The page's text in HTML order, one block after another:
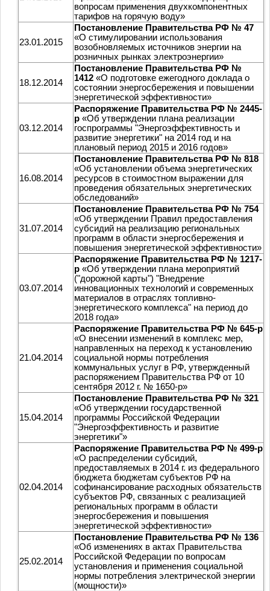
вопросам применения двухкомпонентных
тарифов на горячую воду»
23.01.2015
Постановление Правительства РФ № 47
«О стимулировании использования
возобновляемых источников энергии на
розничных рынках электроэнергии»
18.12.2014
Постановление Правительства РФ №
1412 «О подготовке ежегодного доклада о
состоянии энергосбережения и повышении
энергетической эффективности»
03.12.2014
Распоряжение Правительства РФ № 2445-
р «Об утверждении плана реализации
госпрограммы "Энергоэффективность и
развитие энергетики" на 2014 год и на
плановый период 2015 и 2016 годов»
16.08.2014
Постановление Правительства РФ № 818
«Об установлении объема энергетических
ресурсов в стоимостном выражении для
проведения обязательных энергетических
обследований»
31.07.2014
Постановление Правительства РФ № 754
«Об утверждении Правил предоставления
субсидий на реализацию региональных
программ в области энергосбережения и
повышения энергетической эффективности»
03.07.2014
Распоряжение Правительства РФ № 1217-
р «Об утверждении плана мероприятий
("дорожной карты") "Внедрение
инновационных технологий и современных
материалов в отраслях топливно-
энергетического комплекса" на период до
2018 года»
21.04.2014
Распоряжение Правительства РФ № 645-р
«О внесении изменений в комплекс мер,
направленных на переход к установлению
социальной нормы потребления
коммунальных услуг в РФ, утвержденный
распоряжением Правительства РФ от 10
сентября 2012 г. № 1650-р»
15.04.2014
Постановление Правительства РФ № 321
«Об утверждении государственной
программы Российской Федерации
"Энергоэффективность и развитие
энергетики"»
02.04.2014
Распоряжение Правительства РФ № 499-р
«О распределении субсидий,
предоставляемых в 2014 г. из федерального
бюджета бюджетам субъектов РФ на
софинансирование расходных обязательств
субъектов РФ, связанных с реализацией
региональных программ в области
энергосбережения и повышения
энергетической эффективности»
25.02.2014
Постановление Правительства РФ № 136
«Об изменениях в актах Правительства
Российской Федерации по вопросам
установления и применения социальной
нормы потребления электрической энергии
(мощности)»